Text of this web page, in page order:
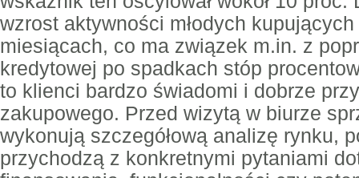
wzrost aktywności młodych
miesiącach, co ma związek m.in. z
kredytowej po spadkach stóp
to klienci bardzo świadomi i dobrze
zakupowego. Przed wizytą w biurze
wykonują szczegółową analizę rynku,
przychodzą z konkretnymi pytaniami